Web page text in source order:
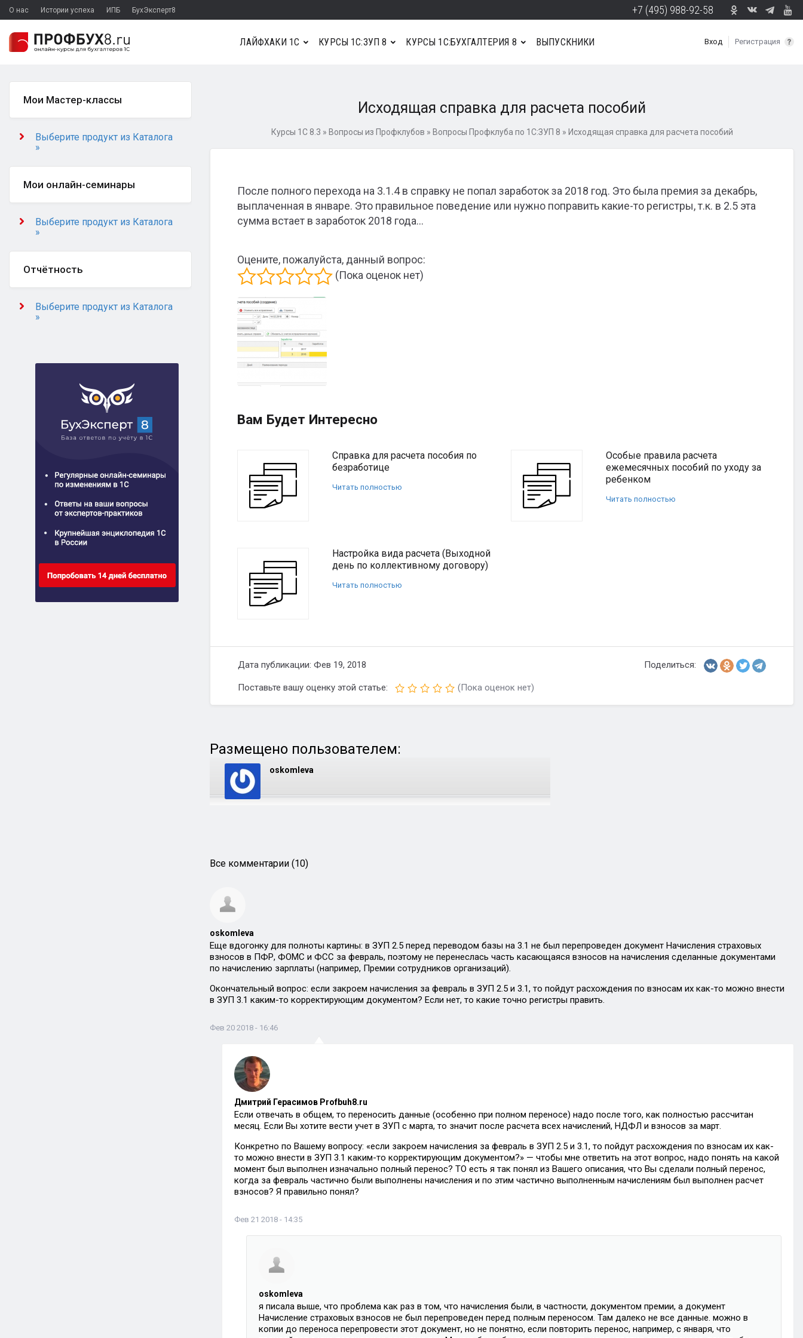
О нас Истории успеха ИПБ БухЭксперт8 +7 (495) 988-92-58
Вход Регистрация
ЛАЙФХАКИ 1С КУРСЫ 1С:ЗУП 8 КУРСЫ 1С:БУХГАЛТЕРИЯ 8 ВЫПУСКНИКИ
Исходящая справка для расчета пособий
Курсы 1С 8.3 » Вопросы из Профклубов » Вопросы Профклуба по 1С:ЗУП 8 » Исходящая справка для расчета пособий
После полного перехода на 3.1.4 в справку не попал заработок за 2018 год. Это была премия за декабрь,
выплаченная в январе. Это правильное поведение или нужно поправить какие-то регистры, т.к. в 2.5 эта
сумма встает в заработок 2018 года…
Оцените, пожалуйста, данный вопрос:
(Пока оценок нет)
Вам Будет Интересно
Справка для расчета пособия по
безработице
Читать полностью
Особые правила расчета
ежемесячных пособий по уходу за
ребенком
Читать полностью
Настройка вида расчета (Выходной
день по коллективному договору)
Читать полностью
Дата публикации: Фев 19, 2018 Поделиться:
Поставьте вашу оценку этой статье: (Пока оценок нет)
Размещено пользователем:
oskomleva
Все комментарии (10)
oskomleva
Еще вдогонку для полноты картины: в ЗУП 2.5 перед переводом базы на 3.1 не был перепроведен документ Начисления страховых
взносов в ПФР, ФОМС и ФСС за февраль, поэтому не перенеслась часть касающаяся взносов на начисления сделанные документами
по начислению зарплаты (например, Премии сотрудников организаций).
Окончательный вопрос: если закроем начисления за февраль в ЗУП 2.5 и 3.1, то пойдут расхождения по взносам их как-то можно внести
в ЗУП 3.1 каким-то корректирующим документом? Если нет, то какие точно регистры править.
Фев 20 2018 - 16:46
Дмитрий Герасимов Profbuh8.ru
Если отвечать в общем, то переносить данные (особенно при полном переносе) надо после того, как полностью рассчитан
месяц. Если Вы хотите вести учет в ЗУП с марта, то значит после расчета всех начислений, НДФЛ и взносов за март.
Конкретно по Вашему вопросу: «если закроем начисления за февраль в ЗУП 2.5 и 3.1, то пойдут расхождения по взносам их как-
то можно внести в ЗУП 3.1 каким-то корректирующим документом?» — чтобы мне ответить на этот вопрос, надо понять на какой
момент был выполнен изначально полный перенос? ТО есть я так понял из Вашего описания, что Вы сделали полный перенос,
когда за февраль частично были выполнены начисления и по этим частично выполненным начислениям был выполнен расчет
взносов? Я правильно понял?
Фев 21 2018 - 14:35
oskomleva
я писала выше, что проблема как раз в том, что начисления были, в частности, документом премии, а документ
Начисление страховых взносов не был перепроведен перед полным переносом. Там далеко не все данные. можно в
копии до переноса перепровести этот документ, но не понятно, если повторить перенос, например, с января, что
Мои Мастер-классы
Выберите продукт из Каталога
»
Мои онлайн-семинары
Выберите продукт из Каталога
»
Отчётность
Выберите продукт из Каталога
»